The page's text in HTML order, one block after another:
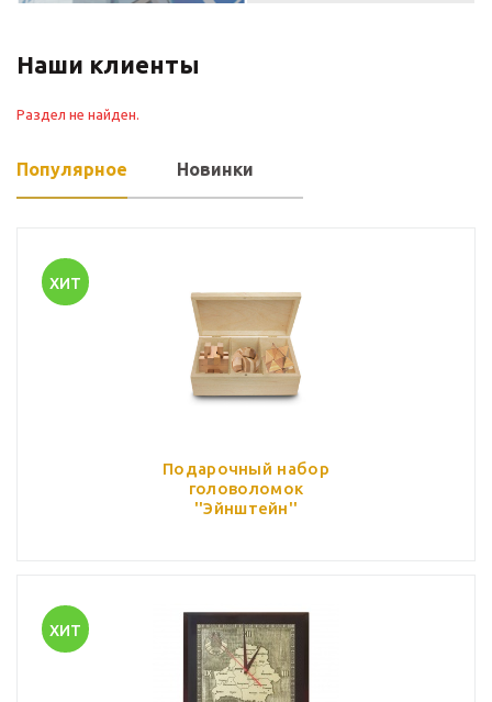
Наши клиенты
Раздел не найден.
Популярное Новинки
ХИТ
Подарочный набор
головоломок
''Эйнштейн''
ХИТ